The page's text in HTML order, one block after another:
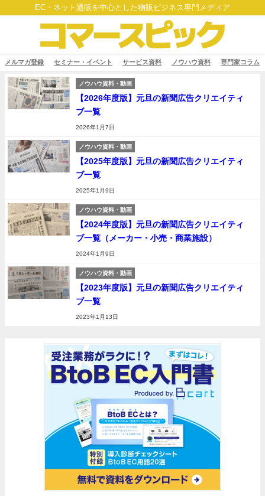
EC・ネット通販を中心とした物販ビジネス専門メディア
メルマガ登録 セミナー・イベント サービス資料 ノウハウ資料 専門家コラム
ノウハウ資料・動画
【2026年度版】元旦の新聞広告クリエイティ
ブ一覧
2026年1月7日
ノウハウ資料・動画
【2025年度版】元旦の新聞広告クリエイティ
ブ一覧
2025年1月9日
ノウハウ資料・動画
【2024年度版】元旦の新聞広告クリエイティ
ブ一覧（メーカー・小売・商業施設）
2024年1月9日
ノウハウ資料・動画
【2023年度版】元旦の新聞広告クリエイティ
ブ一覧
2023年1月13日